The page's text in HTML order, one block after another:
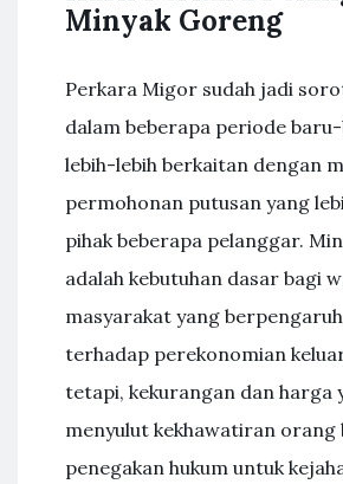
Minyak Goreng
Perkara Migor sudah jadi
dalam beberapa periode
lebih-lebih berkaitan dengan
permohonan putusan yang
pihak beberapa pelanggar.
adalah kebutuhan dasar bagi
masyarakat yang
terhadap perekonomian
tetapi, kekurangan dan harga
menyulut kekhawatiran orang
penegakan hukum untuk